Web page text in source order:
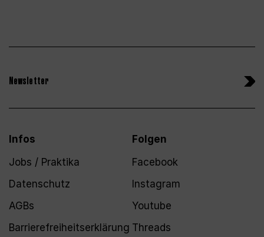
Newsletter
Infos
Jobs / Praktika
Datenschutz
AGBs
Barrierefreiheitserklärung
Folgen
Facebook
Instagram
Youtube
Threads